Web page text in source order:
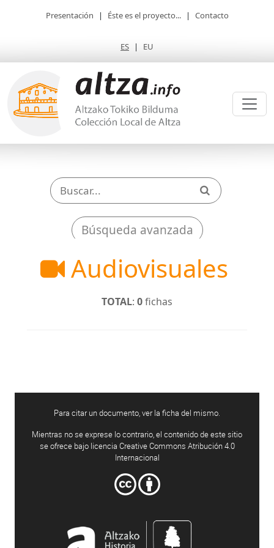
Presentación | Éste es el proyecto... | Contacto
ES | EU
Búsqueda avanzada
Audiovisuales
TOTAL: 0fichas
Para citar un documento, ver la ficha del mismo.
Mientras no se exprese lo contrario, el contenido de este sitio
se ofrece bajo licencia Creative Commons Atribución 4.0
Internacional